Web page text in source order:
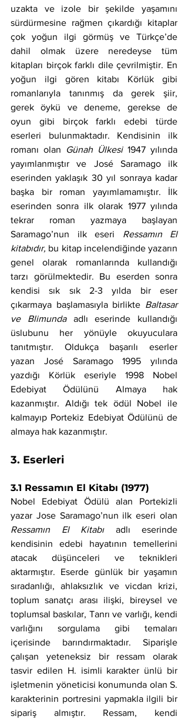
uzakta ve izole bir şekilde yaşamını
sürdürmesine rağmen çıkardığı kitaplar
çok yoğun ilgi görmüş ve Türkçe’de
dahil olmak üzere neredeyse tüm
kitapları birçok farklı dile çevrilmiştir. En
yoğun ilgi gören kitabı Körlük gibi
romanlarıyla tanınmış da gerek şiir,
gerek öykü ve deneme, gerekse de
oyun gibi birçok farklı edebi türde
eserleri bulunmaktadır. Kendisinin ilk
romanı olan
Günah Ülkesi 1947 yılında
yayımlanmıştır ve José Saramago ilk
eserinden yaklaşık 30 yıl sonraya kadar
başka bir roman yayımlamamıştır. İlk
eserinden sonra ilk olarak 1977 yılında
tekrar roman yazmaya başlayan
Saramago’nun ilk eseri Ressamın El
kitabıdır, bu kitap incelendiğinde yazarın
genel olarak romanlarında kullandığı
tarzı görülmektedir. Bu eserden sonra
kendisi sık sık 2-3 yılda bir eser
çıkarmaya başlamasıyla birlikte Baltasar
ve Blimunda adlı eserinde kullandığı
üslubunu her yönüyle okuyuculara
tanıtmıştır. Oldukça başarılı eserler
yazan José Saramago 1995 yılında
yazdığı Körlük eseriyle 1998 Nobel
Edebiyat Ödülünü Almaya hak
kazanmıştır. Aldığı tek ödül Nobel ile
kalmayıp Portekiz Edebiyat Ödülünü de
almaya hak kazanmıştır.
3. Eserleri
3.1 Ressamın El Kitabı (1977)
Nobel Edebiyat Ödülü alan Portekizli
Ressamın El Kitabı adlı eserinde
kendisinin edebi hayatının temellerini
atacak düşünceleri ve teknikleri
aktarmıştır. Eserde günlük bir yaşamın
sıradanlığı, ahlaksızlık ve vicdan krizi,
toplum sanatçı arası ilişki, bireysel ve
toplumsal baskılar, Tanrı ve varlığı, kendi
varlığını sorgulama gibi temaları
içerisinde barındırmaktadır. Siparişle
çalışan yeteneksiz bir ressam olarak
tasvir edilen H. isimli karakter ünlü bir
işletmenin yöneticisi konumunda olan S.
karakterinin portresini yapmakla ilgili bir
sipariş almıştır. Ressam, kendi